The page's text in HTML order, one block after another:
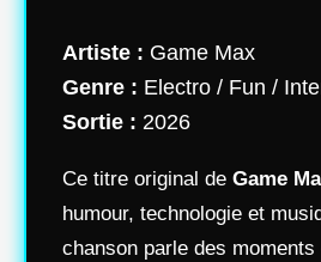
Artiste : Game Max
Genre : Electro / Fun /
Sortie : 2026
Ce titre original de Game
humour, technologie et
chanson parle des moments